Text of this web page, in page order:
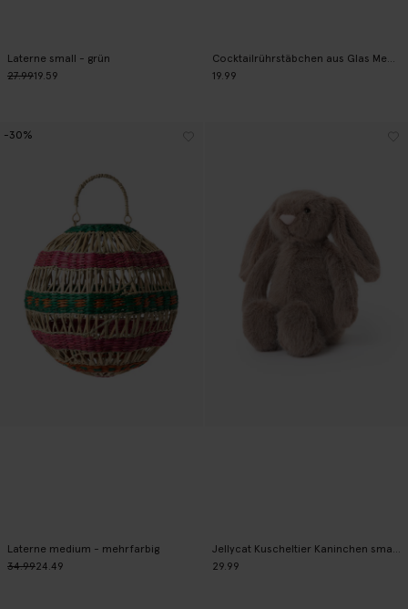
Laterne small - grün
27.9919.59
19.99
Laterne medium - mehrfarbig
34.9924.49
-30%
Jellycat Kuscheltier Kaninchen small - braun
29.99